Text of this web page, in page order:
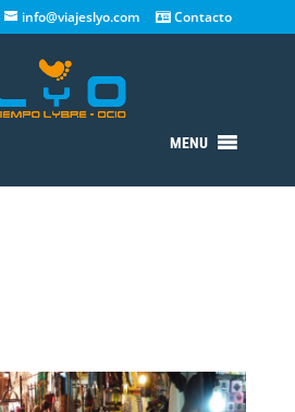
info@viajeslyo.com Contacto
MENU